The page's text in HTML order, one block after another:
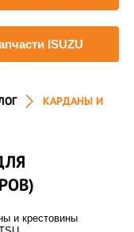
ISUZU
КАРДАНЫ И
и крестовины